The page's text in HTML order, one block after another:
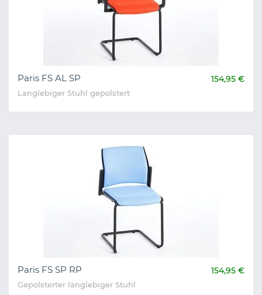
Paris FS AL SP 154,95 €
Langlebiger Stuhl gepolstert
Paris FS SP RP 154,95 €
Gepolsterter langlebiger Stuhl